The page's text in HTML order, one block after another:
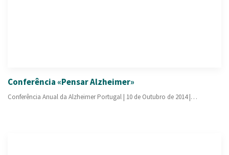
Conferência «Pensar Alzheimer»
Conferência Anual da Alzheimer Portugal | 10 de Outubro de 2014 |…